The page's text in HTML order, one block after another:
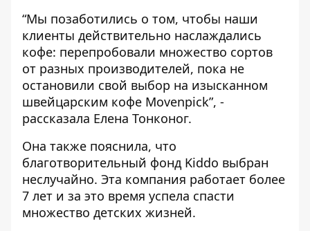
“Мы позаботились о том, чтобы наши
клиенты действительно наслаждались
кофе: перепробовали множество сортов
от разных производителей, пока не
остановили свой выбор на изысканном
швейцарским кофе Movenpick”, -
рассказала Елена Тонконог.
Она также пояснила, что
благотворительный фонд Kiddo выбран
неслучайно. Эта компания работает более
7 лет и за это время успела спасти
множество детских жизней.